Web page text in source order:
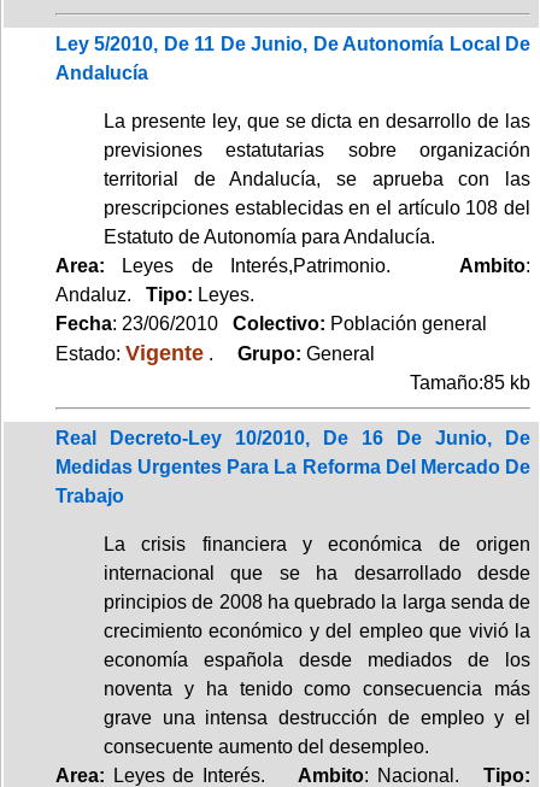
Ley 5/2010, De 11 De Junio, De Autonomía Local De
Andalucía
La presente ley, que se dicta en desarrollo de las
previsiones estatutarias sobre organización
territorial de Andalucía, se aprueba con las
prescripciones establecidas en el artículo 108 del
Estatuto de Autonomía para Andalucía.
Area: Leyes de Interés,Patrimonio. Ambito:
Andaluz. Tipo: Leyes.
Fecha: 23/06/2010 Colectivo: Población general
Estado: Vigente . Grupo: General
Tamaño:85 kb
Real Decreto-Ley 10/2010, De 16 De Junio, De
Medidas Urgentes Para La Reforma Del Mercado De
Trabajo
La crisis financiera y económica de origen
internacional que se ha desarrollado desde
principios de 2008 ha quebrado la larga senda de
crecimiento económico y del empleo que vivió la
economía española desde mediados de los
noventa y ha tenido como consecuencia más
grave una intensa destrucción de empleo y el
consecuente aumento del desempleo.
Area: Leyes de Interés. Ambito: Nacional.Tipo: